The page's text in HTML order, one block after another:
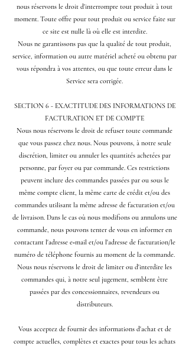
nous réservons le droit d'interrompre tout produit à tout
moment. Toute offre pour tout produit ou service faite sur
ce site est nulle là où elle est interdite.
Nous ne garantissons pas que la qualité de tout produit,
service, information ou autre matériel acheté ou obtenu par
vous répondra à vos attentes, ou que toute erreur dans le
Service sera corrigée.
SECTION 6 - EXACTITUDE DES INFORMATIONS DE
FACTURATION ET DE COMPTE
Nous nous réservons le droit de refuser toute commande
que vous passez chez nous. Nous pouvons, à notre seule
discrétion, limiter ou annuler les quantités achetées par
personne, par foyer ou par commande. Ces restrictions
peuvent inclure des commandes passées par ou sous le
même compte client, la même carte de crédit et/ou des
commandes utilisant la même adresse de facturation et/ou
de livraison. Dans le cas où nous modifions ou annulons une
commande, nous pouvons tenter de vous en informer en
contactant l'adresse e‑mail et/ou l'adresse de facturation/le
numéro de téléphone fournis au moment de la commande.
Nous nous réservons le droit de limiter ou d'interdire les
commandes qui, à notre seul jugement, semblent être
passées par des concessionnaires, revendeurs ou
distributeurs.
Vous acceptez de fournir des informations d'achat et de
compte actuelles, complètes et exactes pour tous les achats